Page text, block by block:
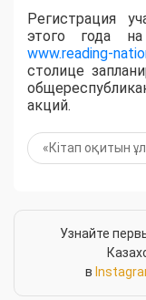
Регистрация
этого года
www.reading-
столице
акций.
«Кітап оқитын
Узнайте
в